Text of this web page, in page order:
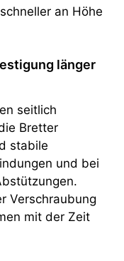
an Höhe
länger
seitlich
Bretter
stabile
und bei
Verschraubung
mit der Zeit